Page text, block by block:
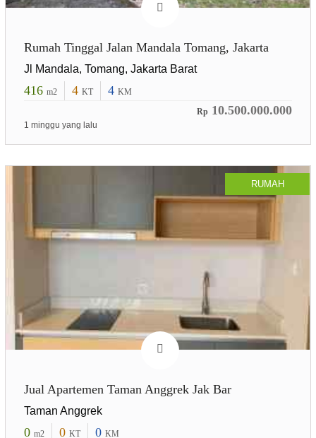
Rumah Tinggal Jalan Mandala Tomang, Jakarta
Jl Mandala, Tomang, Jakarta Barat
416 m2 4 KT 4 KM
Rp 10.500.000.000
1 minggu yang lalu
RUMAH
Jual Apartemen Taman Anggrek Jak Bar
Taman Anggrek
0 m2 0 KT 0 KM